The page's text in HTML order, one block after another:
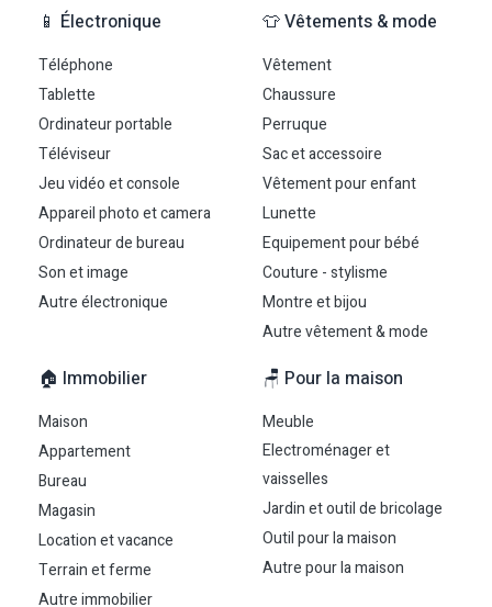
📱 Électronique
Téléphone
Tablette
Ordinateur portable
Téléviseur
Jeu vidéo et console
Appareil photo et camera
Ordinateur de bureau
Son et image
Autre électronique
👕 Vêtements & mode
Vêtement
Chaussure
Perruque
Sac et accessoire
Vêtement pour enfant
Lunette
Equipement pour bébé
Couture - stylisme
Montre et bijou
Autre vêtement & mode
🏠 Immobilier
Maison
Appartement
Bureau
Magasin
Location et vacance
Terrain et ferme
Autre immobilier
🪑 Pour la maison
Meuble
Electroménager et
vaisselles
Jardin et outil de bricolage
Outil pour la maison
Autre pour la maison